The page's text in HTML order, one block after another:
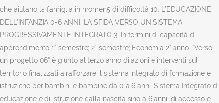
che aiutano la famiglia in momen5 di diﬃcoltà 10. L’EDUCAZIONE
DELL’INFANZIA 0-6 ANNI. LA SFIDA VERSO UN SISTEMA
PROGRESSIVAMENTE INTEGRATO 3. In termini di capacità di
apprendimento 1° semestre; 2° semestre; Economia 2° anno. “Verso
un progetto 06” è giunto al terzo anno di azioni e interventi sul
territorio finalizzati a rafforzare il sistema integrato di formazione e
istruzione per bambini e bambine da 0 a 6 anni. Sistema Integrato di
educazione e di istruzione dalla nascita sino a 6 anni. di accesso e